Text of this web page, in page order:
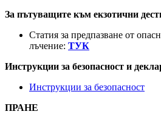
За пътуващите към екзотични
Статия за предпазване от
лъчение: ТУК
Инструкции за безопасност и
Инструкции за безопасност
ПРАНЕ